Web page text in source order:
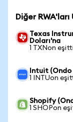
Diğer
Texas
Doları'na
1 TXNon
Intuit
1 INTUon
Shopify
1 SHOPon